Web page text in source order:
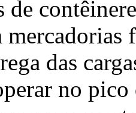
de
mercadorias
das
no